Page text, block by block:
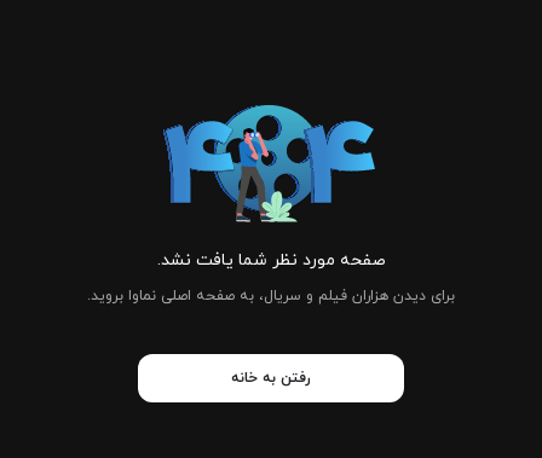
صفحه مورد نظر شما یافت نشد.
برای دیدن هزاران فیلم و سریال، به صفحه اصلی نماوا بروید.
رفتن به خانه